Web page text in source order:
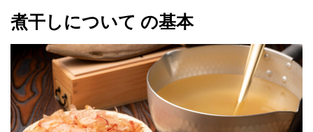
煮干しについて の基本